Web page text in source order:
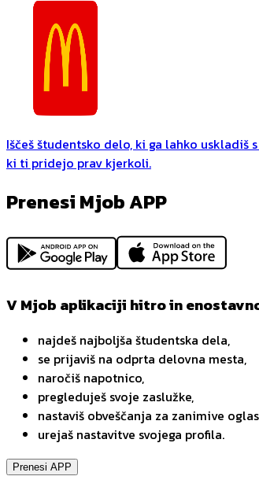
Iščeš študentsko delo, ki ga lahko uskladiš
ki ti pridejo prav kjerkoli.
Prenesi Mjob APP
V Mjob aplikaciji hitro in
najdeš najboljša študentska dela,
se prijaviš na odprta delovna mesta,
naročiš napotnico,
pregleduješ svoje zaslužke,
nastaviš obveščanja za zanimive
urejaš nastavitve svojega profila.
Prenesi APP